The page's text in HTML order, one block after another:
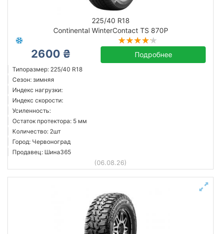
225/40 R18
Continental WinterContact TS 870P
2600 ₴ Подробнее
Типоразмер: 225/40 R18
Сезон: зимняя
Индекс нагрузки:
Индекс скорости:
Усиленность:
Остаток протектора: 5 мм
Количество: 2шт
Город: Червоноград
Продавец: Шина365
(06.08.26)